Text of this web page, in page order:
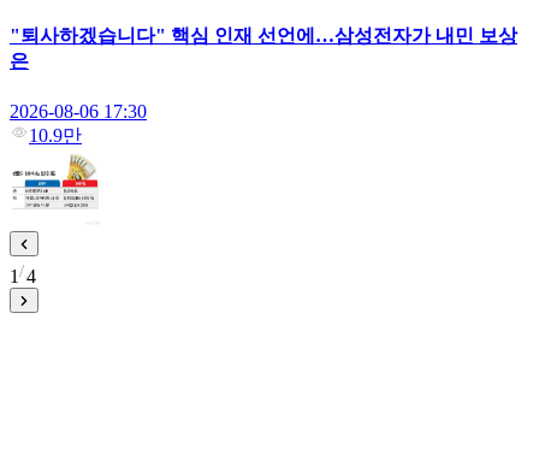
"퇴사하겠습니다" 핵심 인재 선언에…삼성전자가 내민 보상
은
2026-08-06 17:30
10.9만
1 4